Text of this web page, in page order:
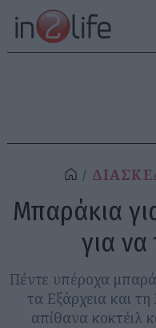
Μπαράκια
για
Πέντε υπέροχα
τα Εξάρχεια και
απίθανα κοκτέιλ